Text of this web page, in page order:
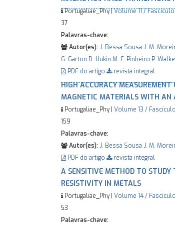
Portugaliae_Phy |Volume 11 / Fascículo
37
Palavras-chave:
Autor(es):J. Bessa Sousa J. M.
G. Garton D. Hukin M. F. Pinheiro P.
PDF do artigo
revista integral
HIGH ACCURACY
MAGNETIC MATERIALS WITH AN
Portugaliae_Phy | Volume 13 /
159
Palavras-chave:
Autor(es):J. Bessa Sousa J. M.
PDF do artigo
revista integral
A SENSITIVE METHOD TO STUDY
RESISTIVITY IN METALS
Portugaliae_Phy | Volume 14 /
53
Palavras-chave: